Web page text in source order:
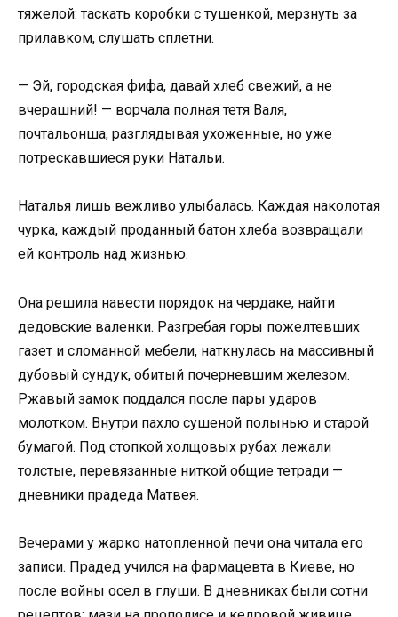
тяжелой: таскать коробки с тушенкой, мерзнуть за
прилавком, слушать сплетни.
— Эй, городская фифа, давай хлеб свежий, а не
вчерашний! — ворчала полная тетя Валя,
почтальонша, разглядывая ухоженные, но уже
потрескавшиеся руки Натальи.
Наталья лишь вежливо улыбалась. Каждая наколотая
чурка, каждый проданный батон хлеба возвращали
ей контроль над жизнью.
Она решила навести порядок на чердаке, найти
дедовские валенки. Разгребая горы пожелтевших
газет и сломанной мебели, наткнулась на массивный
дубовый сундук, обитый почерневшим железом.
Ржавый замок поддался после пары ударов
молотком. Внутри пахло сушеной полынью и старой
бумагой. Под стопкой холщовых рубах лежали
толстые, перевязанные ниткой общие тетради —
дневники прадеда Матвея.
Вечерами у жарко натопленной печи она читала его
записи. Прадед учился на фармацевта в Киеве, но
после войны осел в глуши. В дневниках были сотни